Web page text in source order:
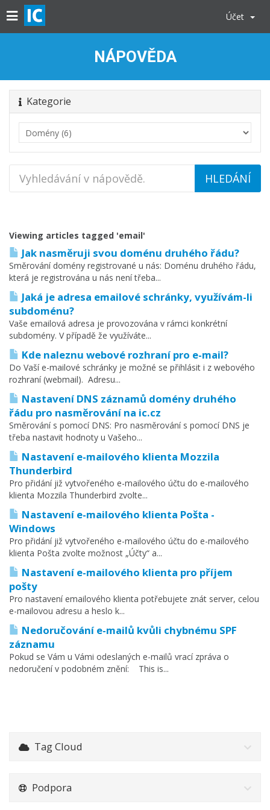
Účet
NÁPOVĚDA
Kategorie
Viewing articles tagged 'email'
Jak nasměruji svou doménu druhého řádu?
Směrování domény registrované u nás: Doménu druhého řádu,
která je registrována u nás není třeba...
Jaká je adresa emailové schránky, využívám-li
subdoménu?
Vaše emailová adresa je provozována v rámci konkrétní
subdomény. V případě že využíváte...
Kde naleznu webové rozhraní pro e-mail?
Do Vaší e-mailové schránky je možné se přihlásit i z webového
rozhraní (webmail). Adresu...
Nastavení DNS záznamů domény druhého
řádu pro nasměrování na ic.cz
Směrování s pomocí DNS: Pro nasměrování s pomocí DNS je
třeba nastavit hodnoty u Vašeho...
Nastavení e-mailového klienta Mozzila
Thunderbird
Pro přidání již vytvořeného e-mailového účtu do e-mailového
klienta Mozzila Thunderbird zvolte...
Nastavení e-mailového klienta Pošta -
Windows
Pro přidání již vytvořeného e-mailového účtu do e-mailového
klienta Pošta zvolte možnost „Účty“ a...
Nastavení e-mailového klienta pro příjem
pošty
Pro nastavení emailového klienta potřebujete znát server, celou
e-mailovou adresu a heslo k...
Nedoručování e-mailů kvůli chybnému SPF
záznamu
Pokud se Vám u Vámi odeslaných e-mailů vrací zpráva o
nedoručení v podobném znění: This is...
Tag Cloud
Podpora